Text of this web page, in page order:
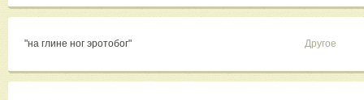
"на глине ног эротобог" Другое